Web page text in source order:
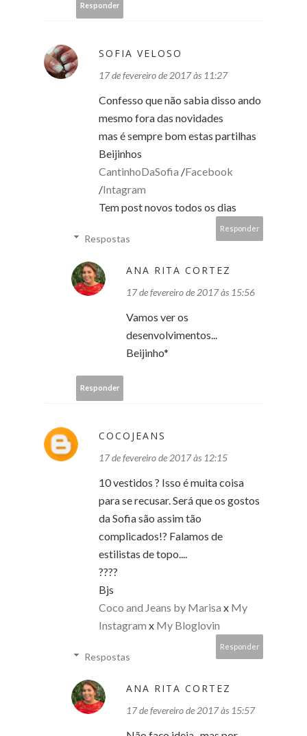
Responder
SOFIA VELOSO
17 de fevereiro de 2017 às 11:27
Confesso que não sabia disso ando
mesmo fora das novidades
mas é sempre bom estas partilhas
Beijinhos
CantinhoDaSofia /Facebook
/Intagram
Tem post novos todos os dias
Responder
Respostas
ANA RITA CORTEZ
17 de fevereiro de 2017 às 15:56
Vamos ver os
desenvolvimentos...
Beijinho*
Responder
COCOJEANS
17 de fevereiro de 2017 às 12:15
10 vestidos ? Isso é muita coisa
para se recusar. Será que os gostos
da Sofia são assim tão
complicados!? Falamos de
estilistas de topo....
????
Bjs
Coco and Jeans by Marisa x My
Instagram x My Bloglovin
Responder
Respostas
ANA RITA CORTEZ
17 de fevereiro de 2017 às 15:57